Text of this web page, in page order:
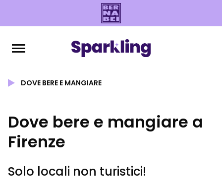
DOVE BERE E MANGIARE
Dove bere e mangiare a
Firenze
Solo locali non turistici!